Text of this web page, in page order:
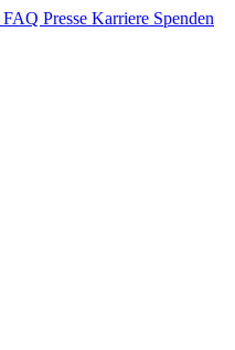
FAQ Presse Karriere Spenden